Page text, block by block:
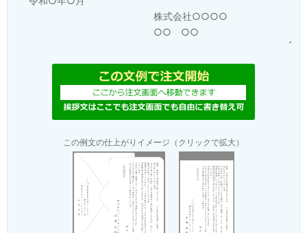
この例文の仕上がりイメージ（クリックで拡大）